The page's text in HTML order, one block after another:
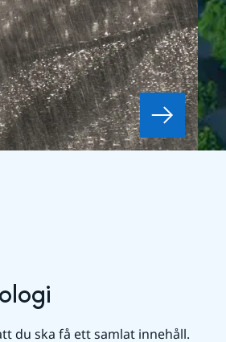
du ska få ett samlat innehåll.